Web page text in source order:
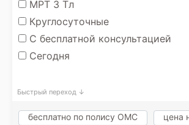
МРТ 3 Тл
Круглосуточные
С бесплатной консультацией
Сегодня
Быстрый переход ↓
бесплатно по полису ОМС цена